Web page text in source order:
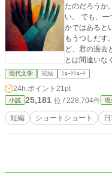
たのだろうか
い。 でも、
かではあると
もうつしだす
ど、君の過去
とは間違いな
いた。
現代文学 完結 ｼｮｰﾄｼｮｰﾄ
24h.ポイント 21pt
小説 25,181 位 / 228,704件 現
短編 ショートショート